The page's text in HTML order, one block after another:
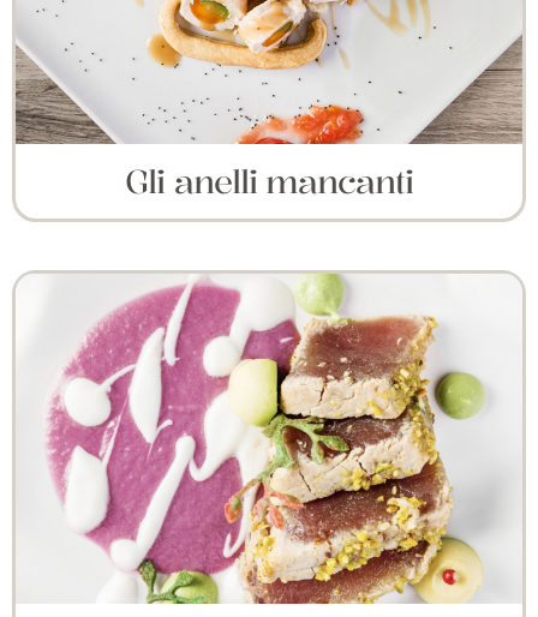
Gli anelli mancanti